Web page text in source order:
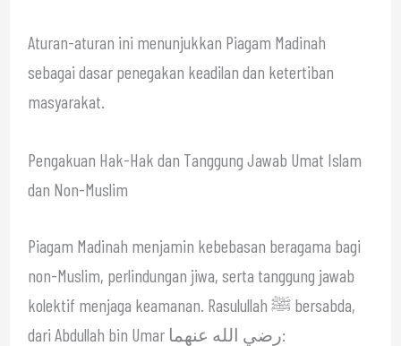
Aturan-aturan ini menunjukkan Piagam Madinah
sebagai dasar penegakan keadilan dan ketertiban
masyarakat.
Pengakuan Hak-Hak dan Tanggung Jawab Umat Islam
dan Non-Muslim
Piagam Madinah menjamin kebebasan beragama bagi
non-Muslim, perlindungan jiwa, serta tanggung jawab
kolektif menjaga keamanan. Rasulullah ﷺ bersabda,
dari Abdullah bin Umar رضي الله عنهما: